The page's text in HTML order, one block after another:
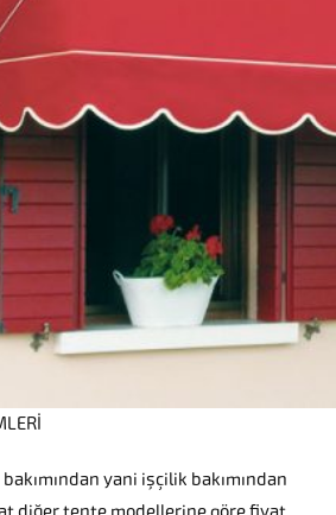
yani işçilik bakımından